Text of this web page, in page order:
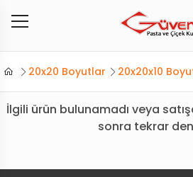
20x20 Boyutlar 20x20x10
İlgili ürün bulunamadı veya
sonra tekrar